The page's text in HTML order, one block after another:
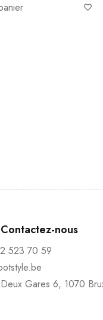
nous
523 70 59
Gares 6, 1070